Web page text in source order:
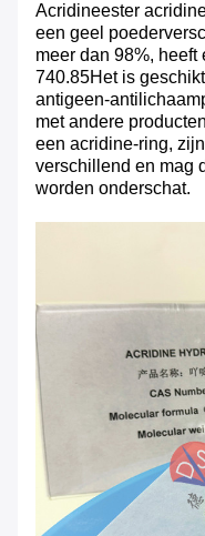
Acridineester
een geel
meer dan 98%,
740.85Het is
antigeen-
met andere
een acridine-ring,
verschillend en mag
worden onderschat.